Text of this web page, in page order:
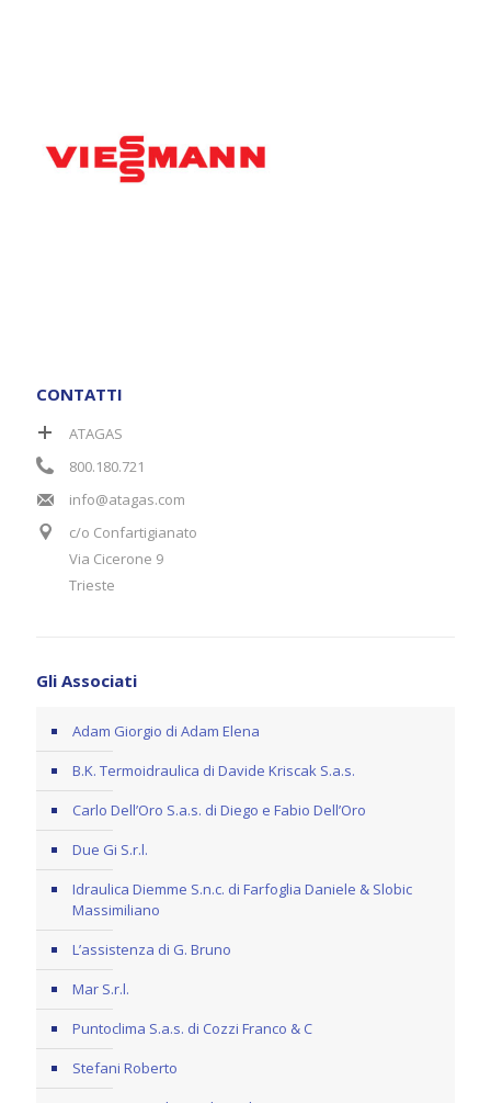
CONTATTI
ATAGAS
800.180.721
info@atagas.com
c/o Confartigianato
Via Cicerone 9
Trieste
Gli Associati
Adam Giorgio di Adam Elena
B.K. Termoidraulica di Davide Kriscak S.a.s.
Carlo Dell’Oro S.a.s. di Diego e Fabio Dell’Oro
Due Gi S.r.l.
Idraulica Diemme S.n.c. di Farfoglia Daniele & Slobic
Massimiliano
L’assistenza di G. Bruno
Mar S.r.l.
Puntoclima S.a.s. di Cozzi Franco & C
Stefani Roberto